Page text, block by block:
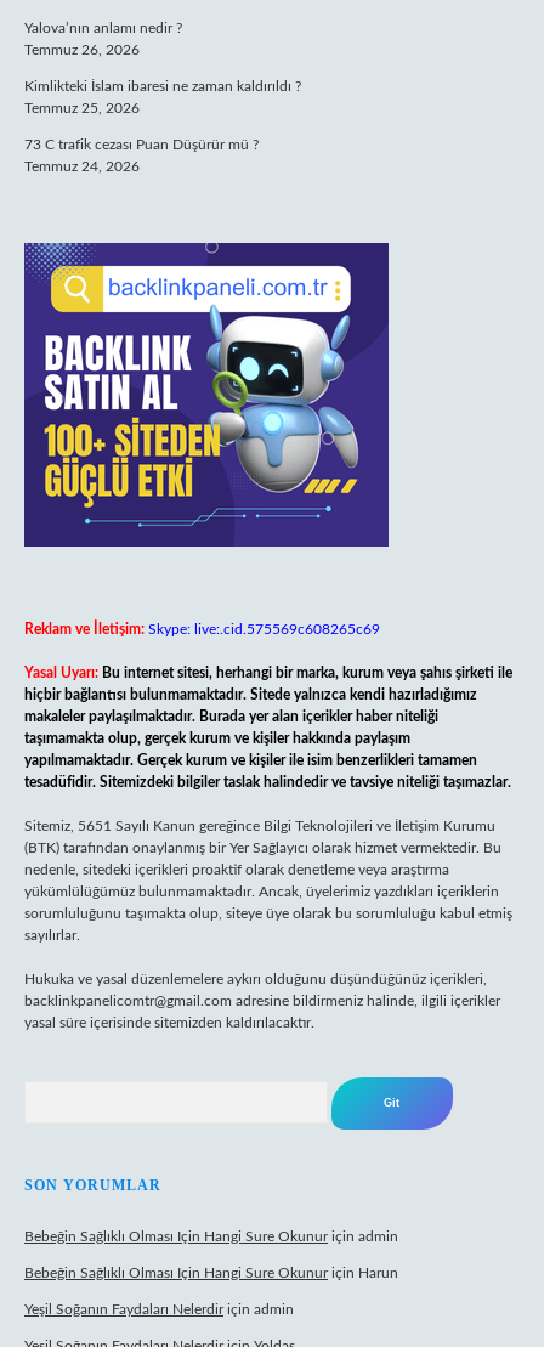
Yalova’nın anlamı nedir ?
Temmuz 26, 2026
Kimlikteki İslam ibaresi ne zaman kaldırıldı ?
Temmuz 25, 2026
73 C trafik cezası Puan Düşürür mü ?
Temmuz 24, 2026
Reklam ve İletişim: Skype: live:.cid.575569c608265c69
Yasal Uyarı: Bu internet sitesi, herhangi bir marka, kurum veya şahıs şirketi ile
hiçbir bağlantısı bulunmamaktadır. Sitede yalnızca kendi hazırladığımız
makaleler paylaşılmaktadır. Burada yer alan içerikler haber niteliği
taşımamakta olup, gerçek kurum ve kişiler hakkında paylaşım
yapılmamaktadır. Gerçek kurum ve kişiler ile isim benzerlikleri tamamen
tesadüfidir. Sitemizdeki bilgiler taslak halindedir ve tavsiye niteliği taşımazlar.
Sitemiz, 5651 Sayılı Kanun gereğince Bilgi Teknolojileri ve İletişim Kurumu
(BTK) tarafından onaylanmış bir Yer Sağlayıcı olarak hizmet vermektedir. Bu
nedenle, sitedeki içerikleri proaktif olarak denetleme veya araştırma
yükümlülüğümüz bulunmamaktadır. Ancak, üyelerimiz yazdıkları içeriklerin
sorumluluğunu taşımakta olup, siteye üye olarak bu sorumluluğu kabul etmiş
sayılırlar.
Hukuka ve yasal düzenlemelere aykırı olduğunu düşündüğünüz içerikleri,
backlinkpanelicomtr@gmail.com adresine bildirmeniz halinde, ilgili içerikler
yasal süre içerisinde sitemizden kaldırılacaktır.
SON YORUMLAR
Bebeğin Sağlıklı Olması Için Hangi Sure Okunuriçin admin
Bebeğin Sağlıklı Olması Için Hangi Sure Okunuriçin Harun
Yeşil Soğanın Faydaları Nelerdiriçin admin